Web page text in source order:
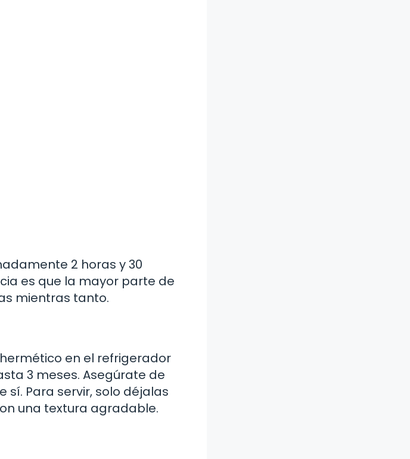
2 horas y 30
es que la mayor parte de
mientras tanto.
en el refrigerador
3 meses. Asegúrate de
Para servir, solo déjalas
una textura agradable.